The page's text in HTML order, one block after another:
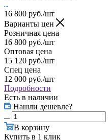
16 800 руб./шт
Варианты цен
Розничная цена
16 800 руб./шт
Оптовая цена
15 120 руб./шт
Спец цена
12 000 руб./шт
Подробности
Есть в наличии
Нашли дешевле?
В корзину
Купить в 1 клик